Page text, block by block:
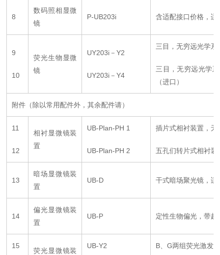
8
数码照相显微
镜
P-UB203i 含适配接口价格，
9
10
荧光生物显微
镜
UY203i－Y2
UY203i－Y4
三目，无穷远光学
三目，无穷远光学
（进口）
附件（除以常用配件外，其余配件请）
11
12
相衬显微镜装
置
UB-Plan-PH 1
UB-Plan-PH 2
插片式相衬装置，
五孔们转片式相衬
13
暗场显微镜装
置
UB-D 干式暗场聚光镜，
14
偏光显微镜装
置
UB-P 定性生物偏光，带起
15
荧光显微镜装
UB-Y2 B、G两组荧光激发